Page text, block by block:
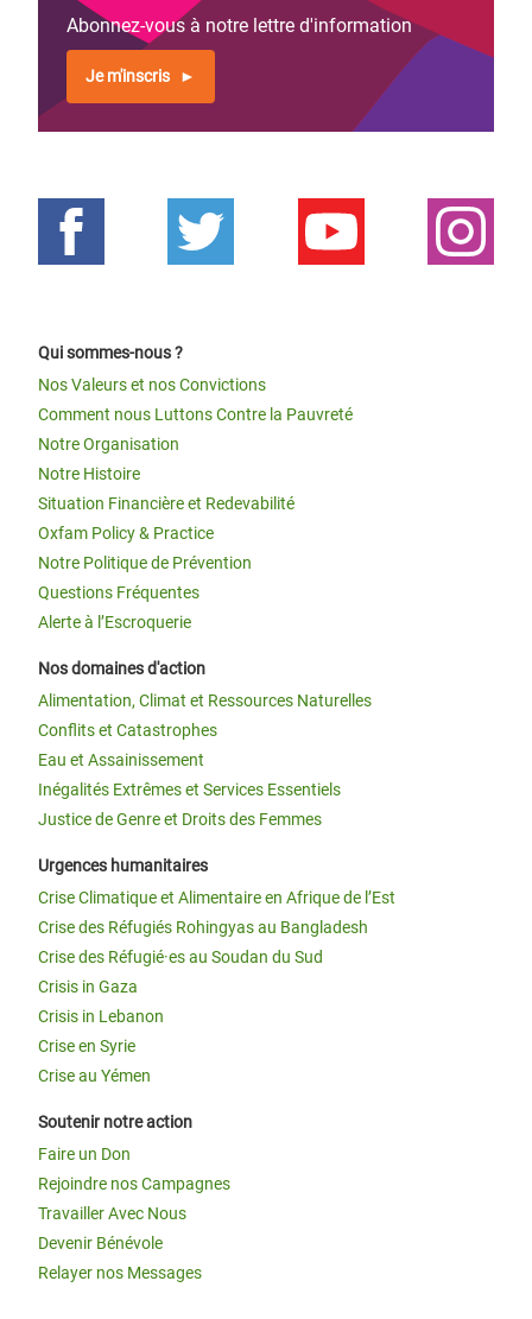
Abonnez-vous à notre lettre d'information
Je m'inscris
Qui sommes-nous ?
Nos Valeurs et nos Convictions
Comment nous Luttons Contre la Pauvreté
Notre Organisation
Notre Histoire
Situation Financière et Redevabilité
Oxfam Policy & Practice
Notre Politique de Prévention
Questions Fréquentes
Alerte à l’Escroquerie
Nos domaines d'action
Alimentation, Climat et Ressources Naturelles
Conflits et Catastrophes
Eau et Assainissement
Inégalités Extrêmes et Services Essentiels
Justice de Genre et Droits des Femmes
Urgences humanitaires
Crise Climatique et Alimentaire en Afrique de l’Est
Crise des Réfugiés Rohingyas au Bangladesh
Crise des Réfugié·es au Soudan du Sud
Crisis in Gaza
Crisis in Lebanon
Crise en Syrie
Crise au Yémen
Soutenir notre action
Faire un Don
Rejoindre nos Campagnes
Travailler Avec Nous
Devenir Bénévole
Relayer nos Messages